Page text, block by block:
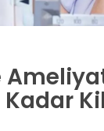
Kadar